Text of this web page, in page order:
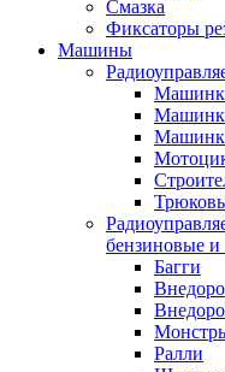
Смазка
Фиксаторы
Машины
бензиновые и
Багги
Ралли